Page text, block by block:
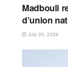
Madbouli
d’union
July 30, 2026